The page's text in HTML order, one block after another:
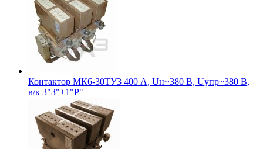
Контактор МК6-30ТУ3 400 А, Uн~380 В, Uупр~380 В,
в/к 3"З"+1"Р"